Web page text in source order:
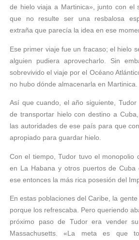
de hielo viaja a Martinica», junto con el
que no resulte ser una resbalosa
extraña que parecía la idea en ese
Ese primer viaje fue un fracaso; el hielo
alguien pudiera aprovecharlo. Sin
sobrevivido el viaje por el Océano
no hubo dónde almacenarla en Martinica.
Así que cuando, el año siguiente,
de transportar hielo con destino a
las autoridades de ese país para que
apropiado para guardar hielo.
Con el tiempo, Tudor tuvo el monopolio
en La Habana y otros puertos de Cuba
ese entonces la más rica posesión del
En estas poblaciones del Caribe, la
porque los refrescaba. Pero queriendo
próximo paso de Tudor era vender
Massachusetts. «La meta es que